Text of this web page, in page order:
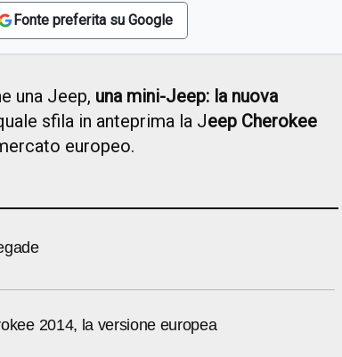
Fonte preferita su Google
una Jeep, una mini-Jeep: la nuova
sfila in anteprima la Jeep Cherokee
europeo.
2014, la versione europea